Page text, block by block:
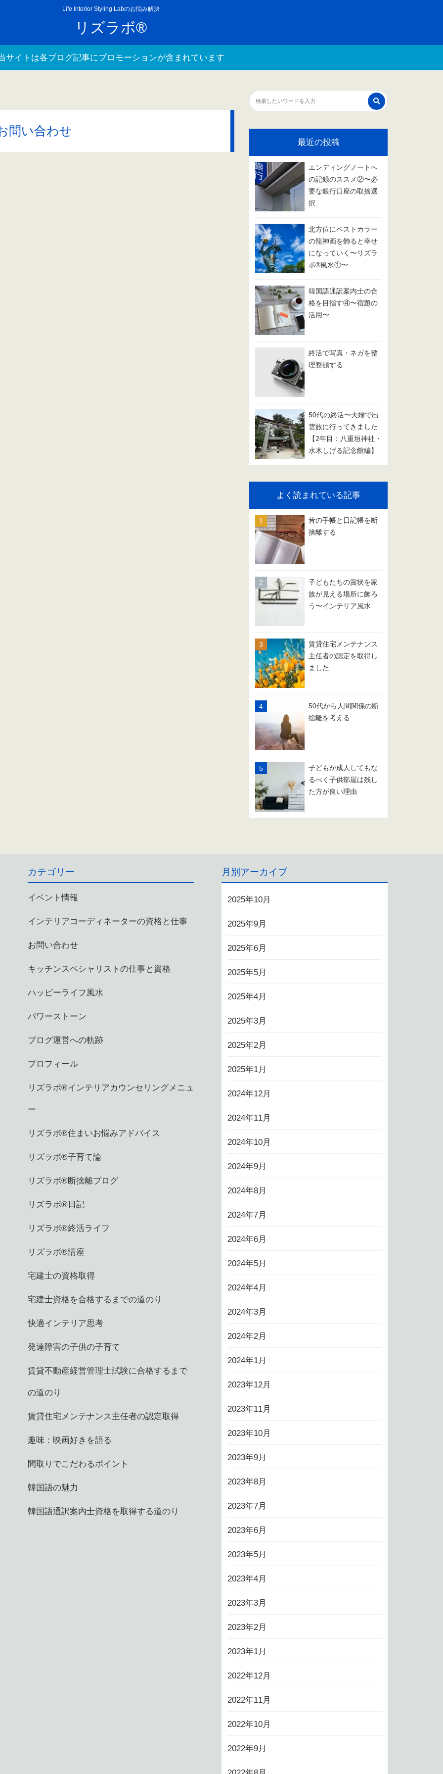
Life Interior Styling Labのお悩み解決
リズラボ®
サイトは各ブログ記事にプロモーションが含まれています
問い合わせ
最近の投稿
エンディングノートへ
の記録のススメ②〜必
要な銀行口座の取捨選
択
北方位にベストカラー
の龍神画を飾ると幸せ
になっていく〜リズラ
ボ®️風水①〜
韓国語通訳案内士の合
格を目指す④〜宿題の
活用〜
終活で写真・ネガを整
理整頓する
50代の終活〜夫婦で出
雲旅に行ってきました
【2年目：八重垣神社・
水木しげる記念館編】
よく読まれている記事
昔の手帳と日記帳を断
捨離する
子どもたちの賞状を家
族が見える場所に飾ろ
う〜インテリア風水
賃貸住宅メンテナンス
主任者の認定を取得し
ました
50代から人間関係の断
捨離を考える
子どもが成人してもな
るべく子供部屋は残し
た方が良い理由
カテゴリー
イベント情報
インテリアコーディネーターの資格と仕事
お問い合わせ
キッチンスペシャリストの仕事と資格
ハッピーライフ風水
パワーストーン
ブログ運営への軌跡
プロフィール
リズラボ®️インテリアカウンセリングメニュ
ー
リズラボ®️住まいお悩みアドバイス
リズラボ®️子育て論
リズラボ®️断捨離ブログ
リズラボ®️日記
リズラボ®️終活ライフ
リズラボ®️講座
宅建士の資格取得
宅建士資格を合格するまでの道のり
快適インテリア思考
発達障害の子供の子育て
賃貸不動産経営管理士試験に合格するまで
の道のり
賃貸住宅メンテナンス主任者の認定取得
趣味：映画好きを語る
間取りでこだわるポイント
韓国語の魅力
韓国語通訳案内士資格を取得する道のり
月別アーカイブ
2025年10月
2025年9月
2025年6月
2025年5月
2025年4月
2025年3月
2025年2月
2025年1月
2024年12月
2024年11月
2024年10月
2024年9月
2024年8月
2024年7月
2024年6月
2024年5月
2024年4月
2024年3月
2024年2月
2024年1月
2023年12月
2023年11月
2023年10月
2023年9月
2023年8月
2023年7月
2023年6月
2023年5月
2023年4月
2023年3月
2023年2月
2023年1月
2022年12月
2022年11月
2022年10月
2022年9月